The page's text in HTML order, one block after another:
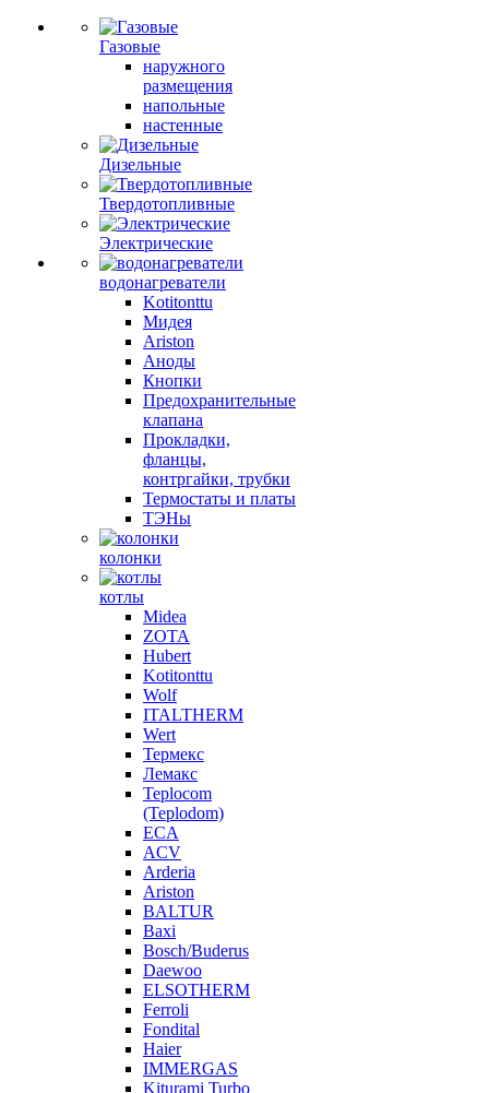
Газовые
наружного
размещения
напольные
настенные
Дизельные
Твердотопливные
Электрические
водонагреватели
Kotitonttu
Мидея
Ariston
Аноды
Кнопки
Предохранительные
клапана
Прокладки,
фланцы,
контргайки, трубки
Термостаты и платы
ТЭНы
колонки
котлы
Midea
ZOTA
Hubert
Kotitonttu
Wolf
ITALTHERM
Wert
Термекс
Лемакс
Teplocom
(Teplodom)
ECA
ACV
Arderia
Ariston
BALTUR
Baxi
Bosch/Buderus
Daewoo
ELSOTHERM
Ferroli
Fondital
Haier
IMMERGAS
Kiturami Turbo